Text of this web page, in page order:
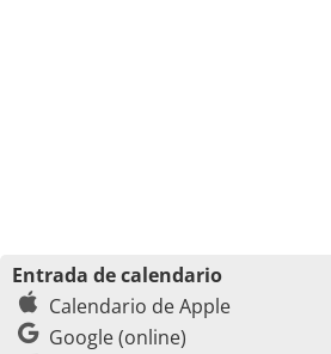
Entrada de calendario
Calendario de Apple
Google (online)